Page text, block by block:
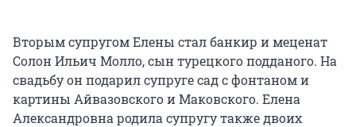
Вторым супругом Елены стал банкир и меценат
Солон Ильич Молло, сын турецкого подданого. На
свадьбу он подарил супруге сад с фонтаном и
картины Айвазовского и Маковского. Елена
Александровна родила супругу также двоих